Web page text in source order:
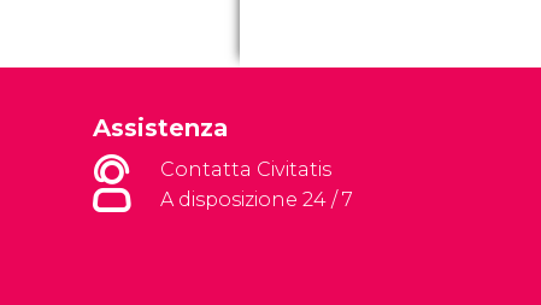
Assistenza
Contatta Civitatis
A disposizione 24 / 7